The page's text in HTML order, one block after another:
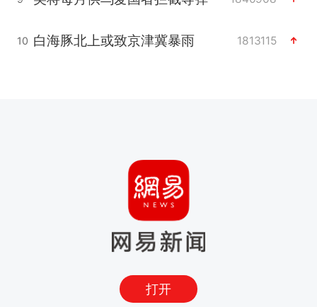
10 白海豚北上或致京津冀暴雨 1813115
打开